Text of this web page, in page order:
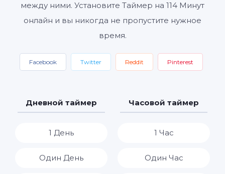
между ними. Установите Таймер на 114 Минут
онлайн и вы никогда не пропустите нужное
время.
Facebook Twitter Reddit Pinterest
Дневной таймер
1 День
Один День
Часовой таймер
1 Час
Один Час